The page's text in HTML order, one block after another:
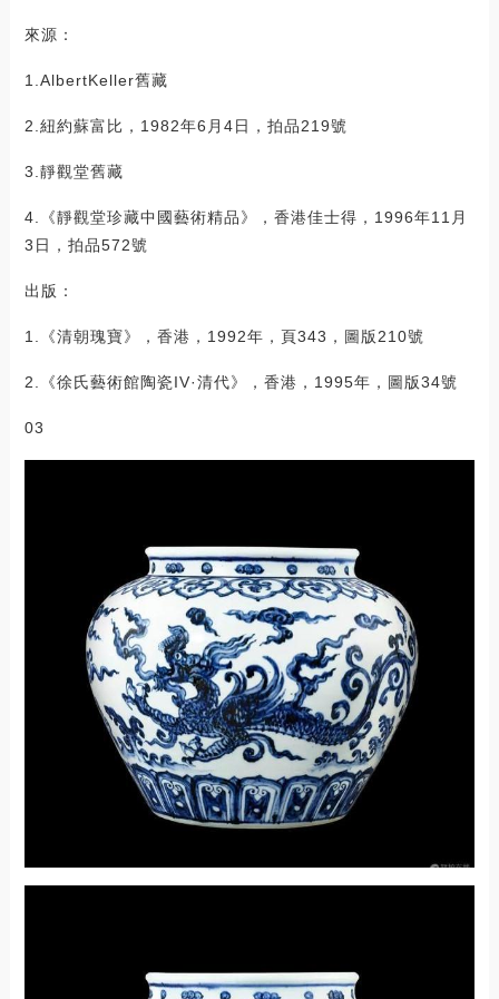
來源：
1.AlbertKeller舊藏
2.紐約蘇富比，1982年6月4日，拍品219號
3.靜觀堂舊藏
4.《靜觀堂珍藏中國藝術精品》，香港佳士得，1996年11月
3日，拍品572號
出版：
1.《清朝瑰寶》，香港，1992年，頁343，圖版210號
2.《徐氏藝術館陶瓷IV·清代》，香港，1995年，圖版34號
03